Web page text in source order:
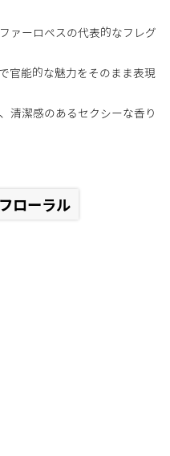
ーロペスの代表的なフレグ
官能的な魅力をそのまま表現
清潔感のあるセクシーな香り
ローラル